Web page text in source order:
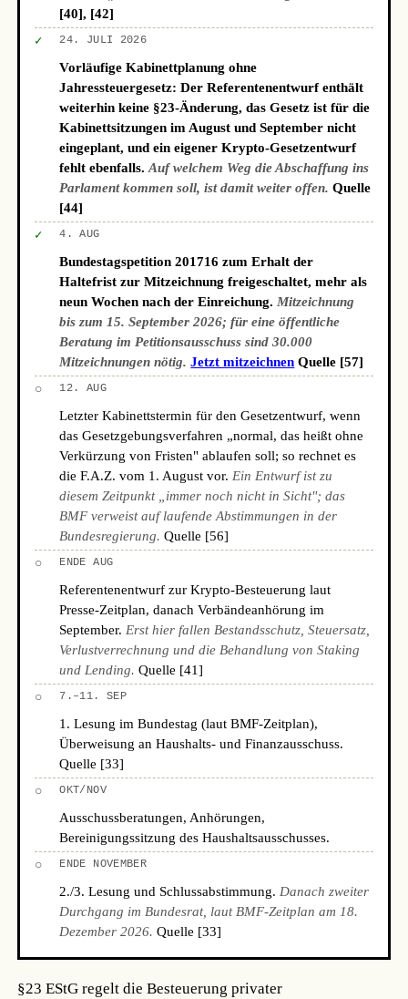
[40], [42]
✓ 24. JULI 2026
Vorläufige Kabinettplanung ohne
Jahressteuergesetz: Der Referentenentwurf enthält
weiterhin keine §23-Änderung, das Gesetz ist für die
Kabinettsitzungen im August und September nicht
eingeplant, und ein eigener Krypto-Gesetzentwurf
fehlt ebenfalls.Auf welchem Weg die Abschaffung ins
Parlament kommen soll, ist damit weiter offen. Quelle
[44]
✓ 4. AUG
Bundestagspetition 201716 zum Erhalt der
Haltefrist zur Mitzeichnung freigeschaltet, mehr als
neun Wochen nach der Einreichung. Mitzeichnung
bis zum 15. September 2026; für eine öffentliche
Beratung im Petitionsausschuss sind 30.000
Mitzeichnungen nötig. Jetzt mitzeichnen Quelle [57]
○ 12. AUG
Letzter Kabinettstermin für den Gesetzentwurf, wenn
das Gesetzgebungsverfahren „normal, das heißt ohne
Verkürzung von Fristen" ablaufen soll; so rechnet es
die F.A.Z. vom 1. August vor. Ein Entwurf ist zu
diesem Zeitpunkt „immer noch nicht in Sicht"; das
BMF verweist auf laufende Abstimmungen in der
Bundesregierung. Quelle [56]
○ ENDE AUG
Referentenentwurf zur Krypto-Besteuerung laut
Presse-Zeitplan, danach Verbändeanhörung im
September. Erst hier fallen Bestandsschutz, Steuersatz,
Verlustverrechnung und die Behandlung von Staking
und Lending. Quelle [41]
○ 7.–11. SEP
1. Lesung im Bundestag (laut BMF-Zeitplan),
Überweisung an Haushalts- und Finanzausschuss.
Quelle [33]
○ OKT/NOV
Ausschussberatungen, Anhörungen,
Bereinigungssitzung des Haushaltsausschusses.
○ ENDE NOVEMBER
2./3. Lesung und Schlussabstimmung. Danach zweiter
Durchgang im Bundesrat, laut BMF-Zeitplan am 18.
Dezember 2026. Quelle [33]
§23 EStG regelt die Besteuerung privater